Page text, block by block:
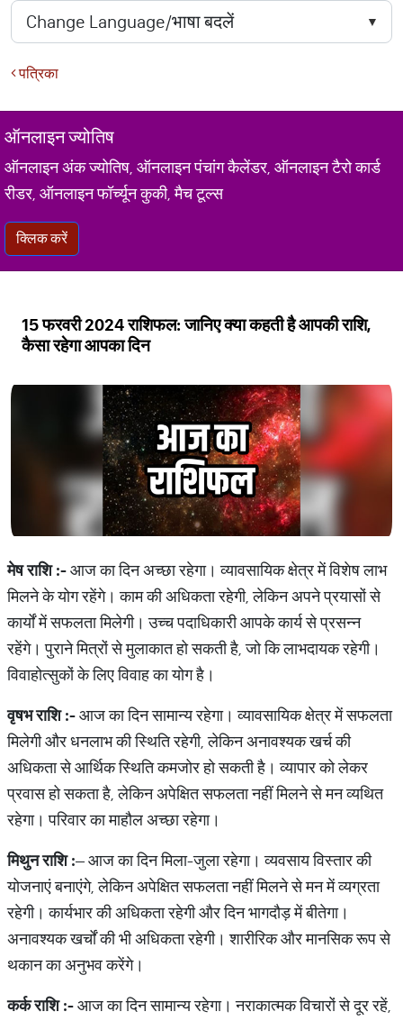
पत्रिका
ऑनलाइन ज्योतिष
ऑनलाइन अंक ज्योतिष, ऑनलाइन पंचांग कैलेंडर, ऑनलाइन टैरो कार्ड
रीडर, ऑनलाइन फॉर्च्यून कुकी, मैच टूल्स
क्लिक करें
15 फरवरी 2024 राशिफल: जानिए क्या कहती है आपकी राशि,
कैसा रहेगा आपका दिन
मेष राशि :-आज का दिन अच्छा रहेगा। व्यावसायिक क्षेत्र में विशेष लाभ
मिलने के योग रहेंगे। काम की अधिकता रहेगी, लेकिन अपने प्रयासों से
कार्यों में सफलता मिलेगी। उच्च पदाधिकारी आपके कार्य से प्रसन्न
रहेंगे। पुराने मित्रों से मुलाकात हो सकती है, जो कि लाभदायक रहेगी।
विवाहोत्सुकों के लिए विवाह का योग है।
वृषभ राशि :-आज का दिन सामान्य रहेगा। व्यावसायिक क्षेत्र में सफलता
मिलेगी और धनलाभ की स्थिति रहेगी, लेकिन अनावश्यक खर्च की
अधिकता से आर्थिक स्थिति कमजोर हो सकती है। व्यापार को लेकर
प्रवास हो सकता है, लेकिन अपेक्षित सफलता नहीं मिलने से मन व्यथित
रहेगा। परिवार का माहौल अच्छा रहेगा।
मिथुन राशि :– आज का दिन मिला-जुला रहेगा। व्यवसाय विस्तार की
योजनाएं बनाएंगे, लेकिन अपेक्षित सफलता नहीं मिलने से मन में व्यग्रता
रहेगी। कार्यभार की अधिकता रहेगी और दिन भागदौड़ में बीतेगा।
अनावश्यक खर्चों की भी अधिकता रहेगी। शारीरिक और मानसिक रूप से
थकान का अनुभव करेंगे।
कर्क राशि :-आज का दिन सामान्य रहेगा। नराकात्मक विचारों से दूर रहें,